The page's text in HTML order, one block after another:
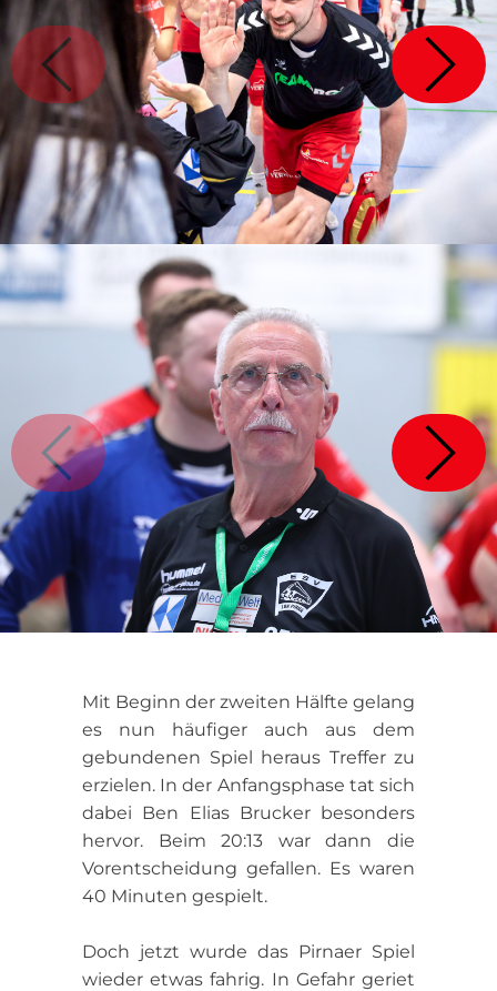
Mit Beginn der zweiten Hälfte gelang
es nun häufiger auch aus dem
gebundenen Spiel heraus Treffer zu
erzielen. In der Anfangsphase tat sich
dabei Ben Elias Brucker besonders
hervor. Beim 20:13 war dann die
Vorentscheidung gefallen. Es waren
40 Minuten gespielt.
Doch jetzt wurde das Pirnaer Spiel
wieder etwas fahrig. In Gefahr geriet